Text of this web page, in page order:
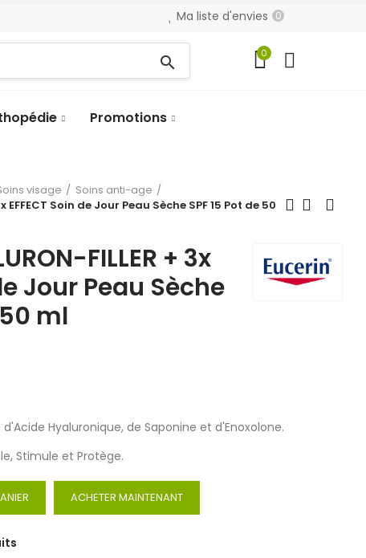
Ma liste d'envies 0
search 0
Promotions
visage
Soins anti-age
EFFECT Soin de Jour Peau Sèche SPF 15 Pot de 50
FILLER + 3x
Jour Peau Sèche
ml
Hyaluronique, de Saponine et d'Enoxolone.
Stimule et Protège.
ACHETER MAINTENANT